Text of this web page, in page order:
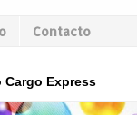
Contacto
Cargo Express